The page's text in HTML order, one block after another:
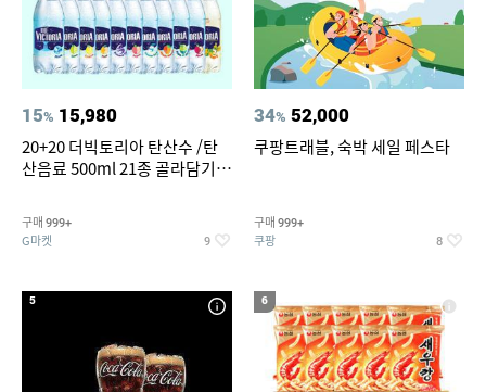
15% 15,980
20+20 더빅토리아 탄산수 /탄
산음료 500ml 21종 골라담기
구매 999+
G마켓 9
34% 52,000
쿠팡트래블, 숙박 세일 페스타
구매 999+
쿠팡 8
5 6